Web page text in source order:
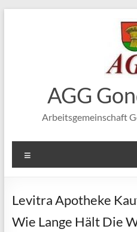
AGG
Arbeitsgemeinschaft
Levitra Apotheke
Wie Lange Hält Die